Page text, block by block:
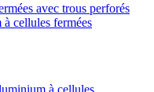
avec trous perforés
cellules fermées